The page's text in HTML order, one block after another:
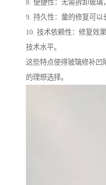
8. 便捷性：无需拆卸玻璃
9. 持久性：量的修复可以
10. 技术依赖性：修复效
技术水平。
这些特点使得玻璃修补凹
的理想选择。